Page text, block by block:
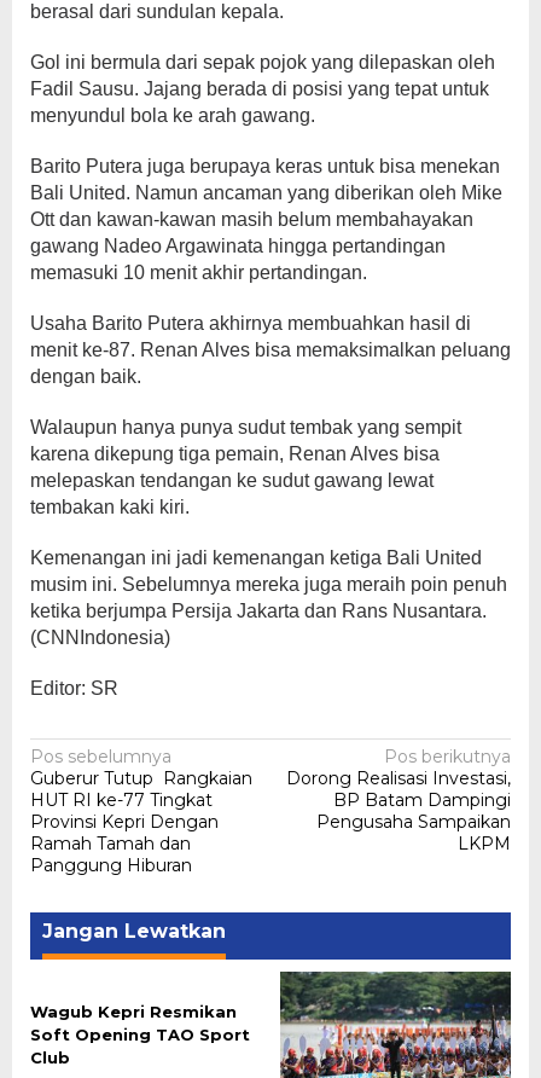
berasal dari sundulan kepala.
Gol ini bermula dari sepak pojok yang dilepaskan oleh
Fadil Sausu. Jajang berada di posisi yang tepat untuk
menyundul bola ke arah gawang.
Barito Putera juga berupaya keras untuk bisa menekan
Bali United. Namun ancaman yang diberikan oleh Mike
Ott dan kawan-kawan masih belum membahayakan
gawang Nadeo Argawinata hingga pertandingan
memasuki 10 menit akhir pertandingan.
Usaha Barito Putera akhirnya membuahkan hasil di
menit ke-87. Renan Alves bisa memaksimalkan peluang
dengan baik.
Walaupun hanya punya sudut tembak yang sempit
karena dikepung tiga pemain, Renan Alves bisa
melepaskan tendangan ke sudut gawang lewat
tembakan kaki kiri.
Kemenangan ini jadi kemenangan ketiga Bali United
musim ini. Sebelumnya mereka juga meraih poin penuh
ketika berjumpa Persija Jakarta dan Rans Nusantara.
(CNNIndonesia)
Editor: SR
Navigasi
pos
Pos sebelumnya
Guberur Tutup Rangkaian
HUT RI ke-77 Tingkat
Provinsi Kepri Dengan
Ramah Tamah dan
Panggung Hiburan
Pos berikutnya
Dorong Realisasi Investasi,
BP Batam Dampingi
Pengusaha Sampaikan
LKPM
Jangan Lewatkan
Wagub Kepri Resmikan
Soft Opening TAO Sport
Club